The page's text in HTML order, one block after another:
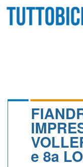
CALENDARIO
e 8a